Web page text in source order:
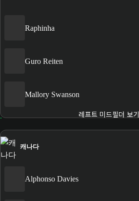
Raphinha
Guro Reiten
Mallory Swanson
레프트 미드필더 보기
캐나다
Alphonso Davies